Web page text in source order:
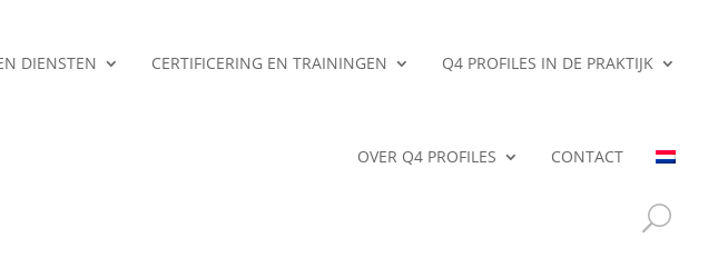
DIENSTEN CERTIFICERING EN TRAININGEN Q4 PROFILES IN DE PRAKTIJK
OVER Q4 PROFILES CONTACT